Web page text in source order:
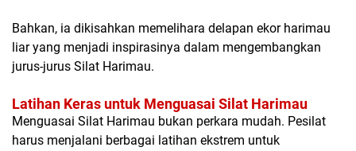
Bahkan, ia dikisahkan memelihara delapan ekor harimau
liar yang menjadi inspirasinya dalam mengembangkan
jurus-jurus Silat Harimau.
Latihan Keras untuk Menguasai Silat Harimau
Menguasai Silat Harimau bukan perkara mudah. Pesilat
harus menjalani berbagai latihan ekstrem untuk